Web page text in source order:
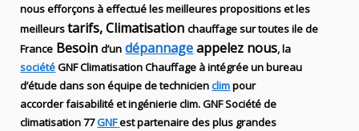
nous efforçons à effectué les meilleures propositions et les
meilleurstarifs, Climatisationchauffage sur toutes ile de
France Besoind’un dépannageappelez nous, la
sociétéGNFClimatisation Chauffage à intégrée un bureau
d’étude dans son équipe de technicienclimpour
accorder faisabilité et ingénierieclim.GNFSociété de
climatisation 77GNFest partenaire des plus grandes